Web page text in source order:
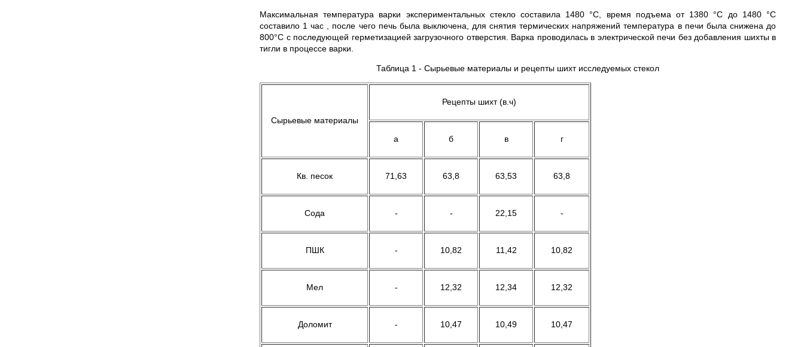
Максимальная температура варки экспериментальных стекло составила 1480 °С, время подъема от 1380 °С до 1480 °С
составило 1 час , после чего печь была выключена, для снятия термических напряжений температура в печи была снижена до
800°С с последующей герметизацией загрузочного отверстия. Варка проводилась в электрической печи без добавления шихты в
тигли в процессе варки.
Таблица 1 - Сырьевые материалы и рецепты шихт исследуемых стекол
Сырьевые материалы
Рецепты шихт (в.ч)
а б в г
Кв. песок 71,63 63,8 63,53 63,8
Сода - - 22,15 -
ПШК - 10,82 11,42 10,82
Мел - 12,32 12,34 12,32
Доломит - 10,47 10,49 10,47